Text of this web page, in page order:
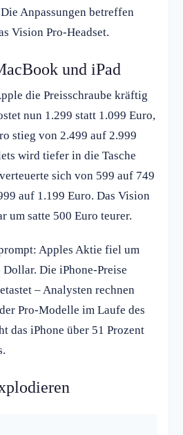
Anpassungen betreffen
Vision Pro-Headset.
und iPad
die Preisschraube kräftig
nun 1.299 statt 1.099 Euro,
stieg von 2.499 auf 2.999
wird tiefer in die Tasche
sich von 599 auf 749
auf 1.199 Euro. Das Vision
um satte 500 Euro teurer.
Apples Aktie fiel um
Die iPhone-Preise
– Analysten rechnen
Pro-Modelle im Laufe des
das iPhone über 51 Prozent